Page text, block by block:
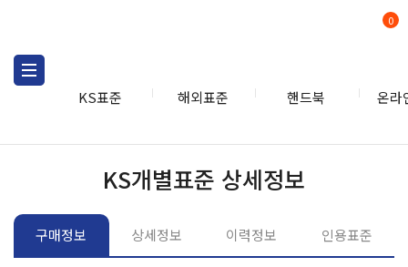
KS표준 해외표준 핸드북 온라
0
KS개별표준 상세정보
구매정보 상세정보 이력정보 인용표준